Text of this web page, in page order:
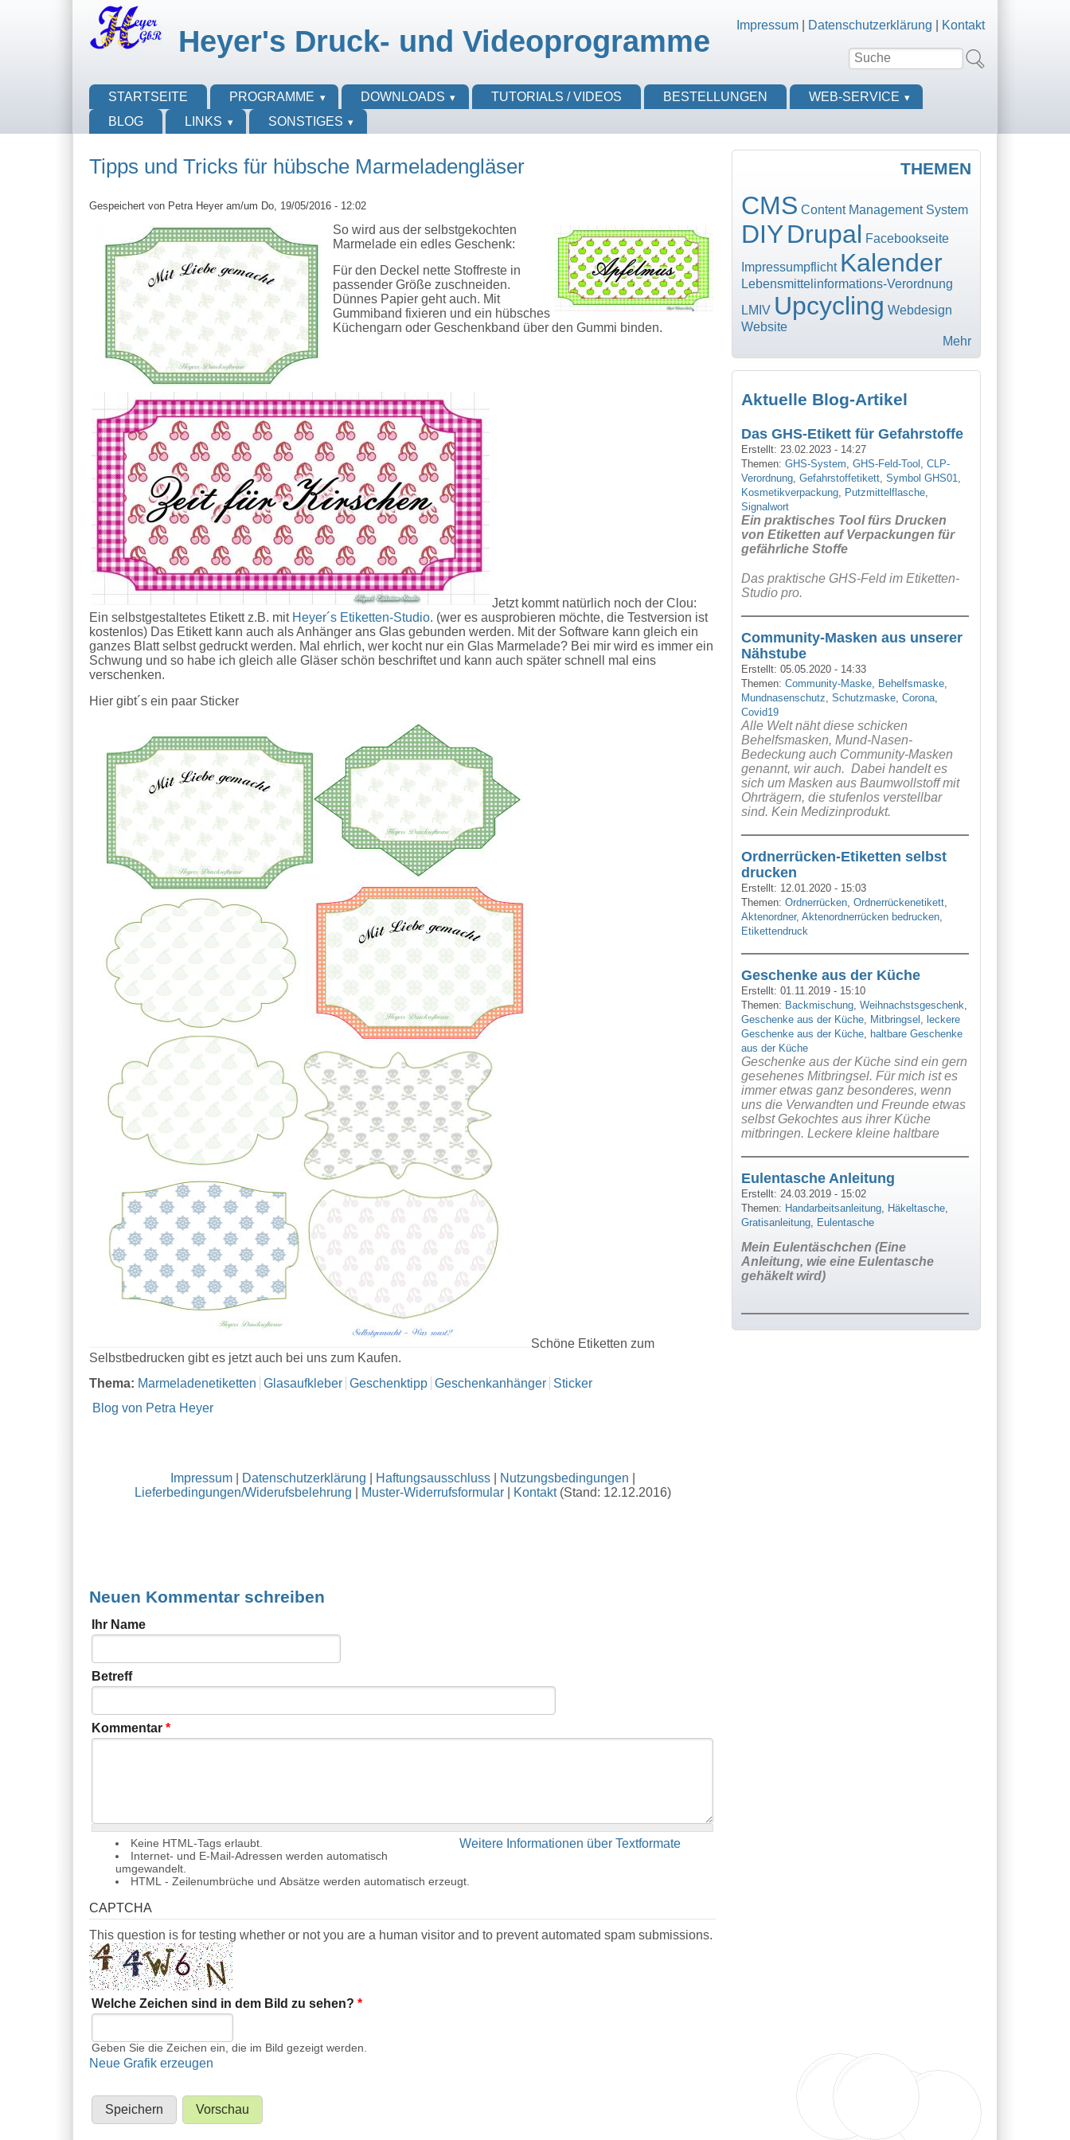
Impressum| Datenschutzerklärung Kontakt
Suche
Heyer's Druck- und Videoprogramme
HauptmenüSTARTSEITE PROGRAMME DOWNLOADS TUTORIALS / VIDEOS BESTELLUNGEN
WEB-SERVICE
BLOG
LINKS SONSTIGES
Tipps und Tricks für hübsche Marmeladengläser
Gespeichert von Petra Heyer am/um Do, 19/05/2016 - 12:02
So wird aus der selbstgekochten
Marmelade ein edles Geschenk:
Für den Deckel nette Stoffreste in
passender Größe zuschneiden.
Dünnes Papier geht auch. Mit
Gummiband fixieren und ein hübsches
Küchengarn oder Geschenkband über den Gummi binden.
Jetzt kommt natürlich noch der Clou:
Ein selbstgestaltetes Etikett z.B. mit Heyer´s Etiketten-Studio. (wer es ausprobieren möchte, die Testversion ist
kostenlos) Das Etikett kann auch als Anhänger ans Glas gebunden werden. Mit der Software kann gleich ein
ganzes Blatt selbst gedruckt werden. Mal ehrlich, wer kocht nur ein Glas Marmelade? Bei mir wird es immer ein
Schwung und so habe ich gleich alle Gläser schön beschriftet und kann auch später schnell mal eins
verschenken.
Hier gibt´s ein paar Sticker
Schöne Etiketten zum
Selbstbedrucken gibt es jetzt auch bei uns zum Kaufen.
Thema: Marmeladenetiketten Glasaufkleber Geschenktipp Geschenkanhänger Sticker
Blog von Petra Heyer
Impressum| Datenschutzerklärung Haftungsausschluss| Nutzungsbedingungen
Lieferbedingungen/Widerufsbelehrung
Muster-Widerrufsformular| Kontakt(Stand: 12.12.2016)
Neuen Kommentar schreiben
Ihr Name
Betreff
Kommentar*
Weitere Informationen über Textformate
Keine HTML-Tags erlaubt.
Internet- und E-Mail-Adressen werden automatisch
umgewandelt.
HTML - Zeilenumbrüche und Absätze werden automatisch erzeugt.
CAPTCHA
This question is for testing whether or not you are a human visitor and to prevent automated spam submissions.
Welche Zeichen sind in dem Bild zu sehen?*
Geben Sie die Zeichen ein, die im Bild gezeigt werden.
Neue Grafik erzeugen
THEMEN
CMS Content Management System
DIYDrupal Facebookseite
Impressumpflicht Kalender
Lebensmittelinformations-Verordnung
LMIV Upcycling Webdesign
Website
Mehr
Aktuelle Blog-Artikel
Das GHS-Etikett für Gefahrstoffe
Erstellt: 23.02.2023 - 14:27
Themen:GHS-System ,GHS-Feld-Tool ,CLP-
Verordnung ,Gefahrstoffetikett ,Symbol GHS01
Kosmetikverpackung Putzmittelflasche
Signalwort
Ein praktisches Tool fürs Drucken
von Etiketten auf Verpackungen für
gefährliche Stoffe
Das praktische GHS-Feld im Etiketten-
Studio pro.
Community-Masken aus unserer
Nähstube
Erstellt:05.05.2020 - 14:33
Themen:Community-Maske Behelfsmaske
Mundnasenschutz ,Schutzmaske ,Corona
Covid19
Alle Welt näht diese schicken
Behelfsmasken, Mund-Nasen-
Bedeckung auch Community-Masken
genannt, wir auch. Dabei handelt es
sich um Masken aus Baumwollstoff mit
Ohrträgern, die stufenlos verstellbar
sind. Kein Medizinprodukt.
Ordnerrücken-Etiketten selbst
drucken
Erstellt: 12.01.2020 - 15:03
Themen:Ordnerrücken ,Ordnerrückenetikett
Aktenordner,Aktenordnerrücken bedrucken
Etikettendruck
Geschenke aus der Küche
Erstellt:01.11.2019 - 15:10
Themen: Backmischung ,Weihnachstsgeschenk
Geschenke aus der Küche
Mitbringsel
leckere
Geschenke aus der Küche
haltbare Geschenke
aus der Küche
Geschenke aus der Küche sind ein gern
gesehenes Mitbringsel. Für mich ist es
immer etwas ganz besonderes, wenn
uns die Verwandten und Freunde etwas
selbst Gekochtes aus ihrer Küche
mitbringen. Leckere kleine haltbare
Eulentasche Anleitung
Erstellt: 24.03.2019 - 15:02
Themen: Handarbeitsanleitung Häkeltasche
Gratisanleitung
Eulentasche
Mein Eulentäschchen (Eine
Anleitung, wie eine Eulentasche
gehäkelt wird)